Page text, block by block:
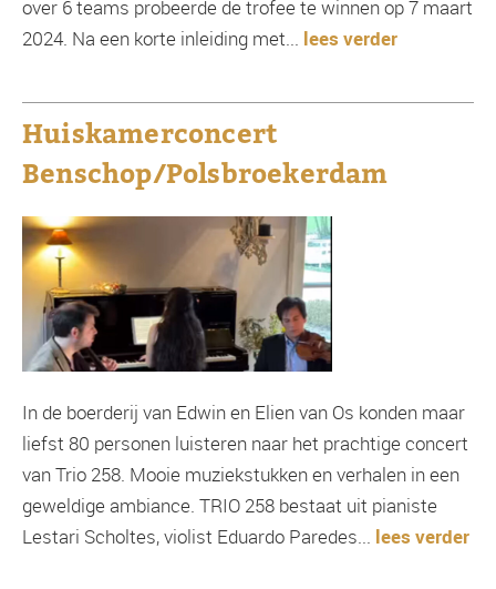
over 6 teams probeerde de trofee te winnen op 7 maart
2024. Na een korte inleiding met... lees verder
Huiskamerconcert
Benschop/Polsbroekerdam
In de boerderij van Edwin en Elien van Os konden maar
liefst 80 personen luisteren naar het prachtige concert
van Trio 258. Mooie muziekstukken en verhalen in een
geweldige ambiance. TRIO 258 bestaat uit pianiste
Lestari Scholtes, violist Eduardo Paredes... lees verder